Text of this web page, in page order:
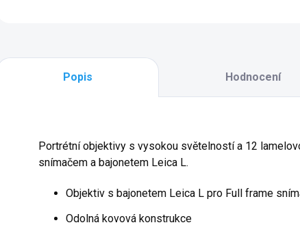
Popis Hodnocení
Portrétní objektivy s vysokou světelností a 12
snímačem a bajonetem Leica L.
Objektiv s bajonetem Leica L pro Full frame
Odolná kovová konstrukce